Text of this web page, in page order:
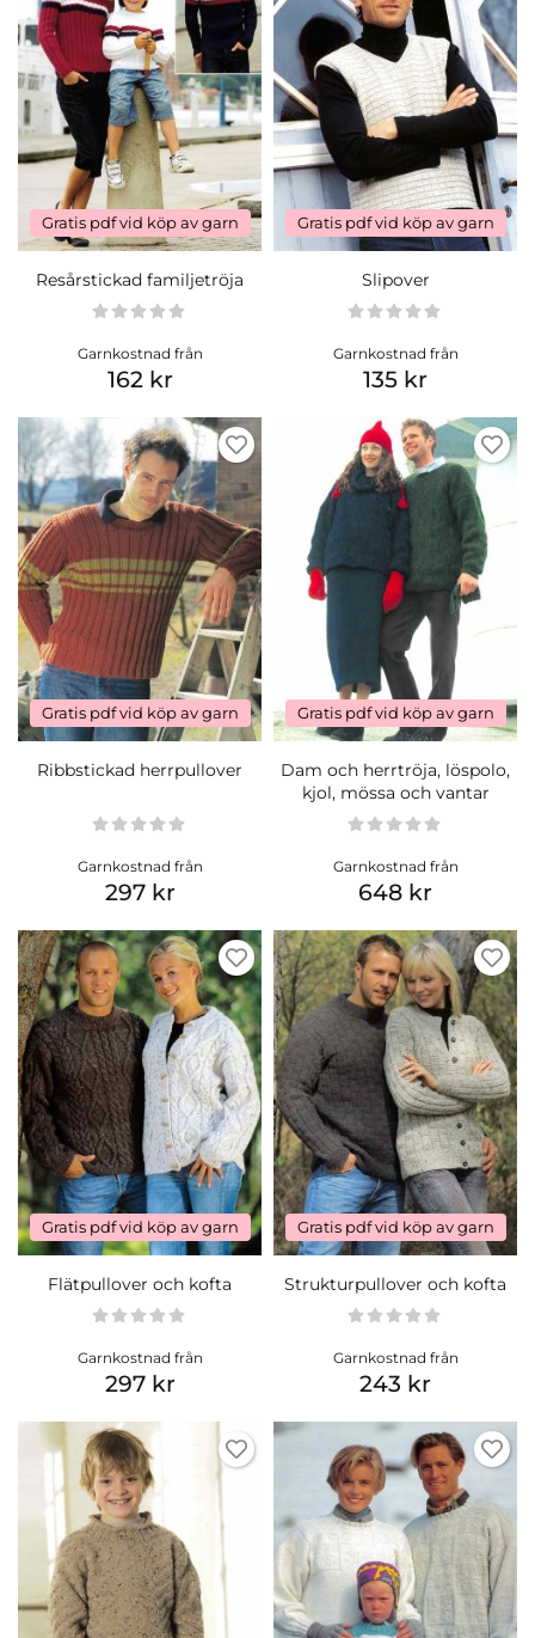
Gratis pdf vid köp av garn
Resårstickad familjetröja
Garnkostnad från
162 kr
Gratis pdf vid köp av garn
Slipover
Garnkostnad från
135 kr
Gratis pdf vid köp av garn
Ribbstickad herrpullover
Garnkostnad från
297 kr
Gratis pdf vid köp av garn
Dam och herrtröja, löspolo,
kjol, mössa och vantar
Garnkostnad från
648 kr
Gratis pdf vid köp av garn
Flätpullover och kofta
Garnkostnad från
297 kr
Gratis pdf vid köp av garn
Strukturpullover och kofta
Garnkostnad från
243 kr